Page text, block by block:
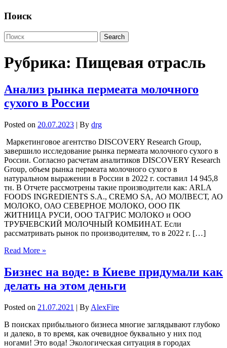
Поиск
Рубрика: Пищевая отрасль
Анализ рынка пермеата молочного
сухого в России
Posted on 20.07.2023 | By drg
Маркетинговое агентство DISCOVERY Research Group,
завершило исследование рынка пермеата молочного сухого в
России. Согласно расчетам аналитиков DISCOVERY Research
Group, объем рынка пермеата молочного сухого в
натуральном выражении в России в 2022 г. составил 14 945,8
тн. В Отчете рассмотрены такие производители как: ARLA
FOODS INGREDIENTS S.A., CREMO SA, АО МОЛВЕСТ, АО
МОЛОКО, ОАО СЕВЕРНОЕ МОЛОКО, ООО ПК
ЖИТНИЦА РУСИ, ООО ТАГРИС МОЛОКО и ООО
ТРУБЧЕВСКИЙ МОЛОЧНЫЙ КОМБИНАТ. Если
рассматривать рынок по производителям, то в 2022 г. […]
Read More »
Бизнес на воде: в Киеве придумали как
делать на этом деньги
Posted on 21.07.2021 | By AlexFire
В поисках прибыльного бизнеса многие заглядывают глубоко
и далеко, в то время, как очевидное буквально у них под
ногами! Это вода! Экологическая ситуация в городах